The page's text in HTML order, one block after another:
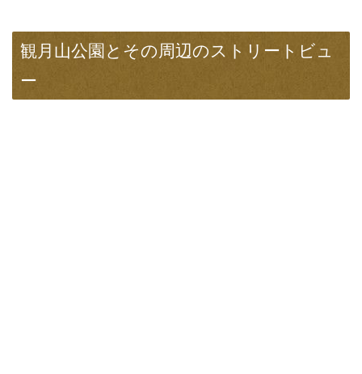
観月山公園とその周辺のストリートビュ
ー